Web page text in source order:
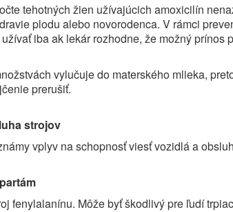
tehotných žien užívajúcich amoxicilín
plodu alebo novorodenca. V rámci
iba ak lekár rozhodne, že možný prínos
vylučuje do materského mlieka,
prerušiť.
strojov
vplyv na schopnosť viesť vozidlá a
fenylalanínu. Môže byť škodlivý pre ľudí